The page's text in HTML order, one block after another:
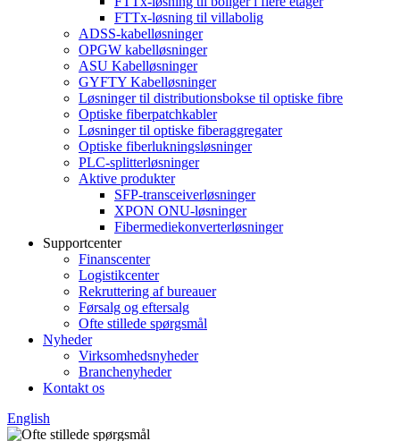
FTTx-løsning til villabolig
ADSS-kabelløsninger
OPGW kabelløsninger
ASU Kabelløsninger
GYFTY Kabelløsninger
Løsninger til distributionsbokse til optiske fibre
Optiske fiberpatchkabler
Løsninger til optiske fiberaggregater
Optiske fiberlukningsløsninger
PLC-splitterløsninger
Aktive produkter
SFP-transceiverløsninger
XPON ONU-løsninger
Fibermediekonverterløsninger
Supportcenter
Finanscenter
Logistikcenter
Rekruttering af bureauer
Førsalg og eftersalg
Ofte stillede spørgsmål
Nyheder
Virksomhedsnyheder
Branchenyheder
Kontakt os
English